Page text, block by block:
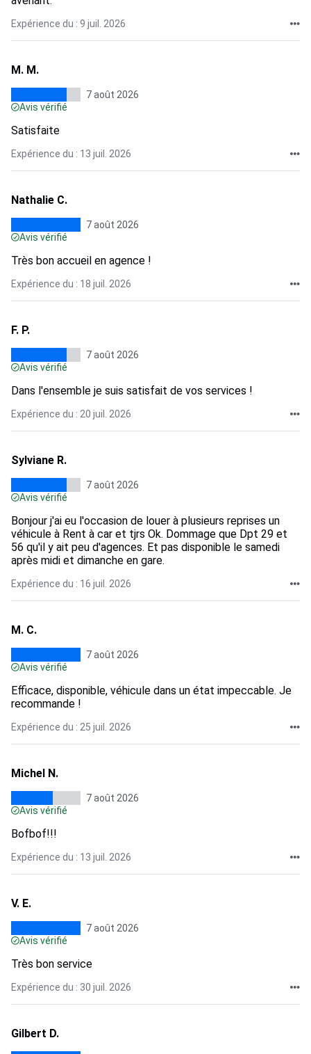
Expérience du : 9 juil. 2026
M. M.
7 août 2026
Avis vérifié
Satisfaite
Expérience du : 13 juil. 2026
Nathalie C.
7 août 2026
Avis vérifié
Très bon accueil en agence !
Expérience du : 18 juil. 2026
F. P.
7 août 2026
Avis vérifié
Dans l'ensemble je suis satisfait de vos services !
Expérience du : 20 juil. 2026
Sylviane R.
7 août 2026
Avis vérifié
Bonjour j'ai eu l'occasion de louer à plusieurs reprises un
véhicule à Rent à car et tjrs Ok. Dommage que Dpt 29 et
56 qu'il y ait peu d'agences. Et pas disponible le samedi
après midi et dimanche en gare.
Expérience du : 16 juil. 2026
M. C.
7 août 2026
Avis vérifié
Efficace, disponible, véhicule dans un état impeccable. Je
recommande !
Expérience du : 25 juil. 2026
Michel N.
7 août 2026
Avis vérifié
Bofbof!!!
Expérience du : 13 juil. 2026
V. E.
7 août 2026
Avis vérifié
Très bon service
Expérience du : 30 juil. 2026
Gilbert D.